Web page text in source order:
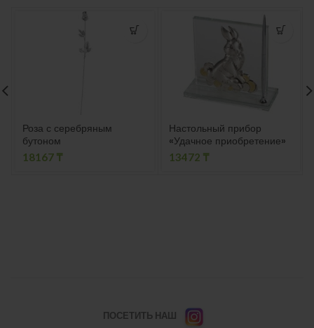
Роза с серебряным
бутоном
18167 ₸
Настольный прибор
«Удачное приобретение»
13472 ₸
ПОСЕТИТЬ НАШ